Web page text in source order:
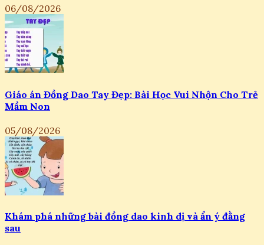
06/08/2026
Giáo án Đồng Dao Tay Đẹp: Bài Học Vui Nhộn Cho Trẻ
Mầm Non
05/08/2026
Khám phá những bài đồng dao kinh dị và ẩn ý đằng
sau